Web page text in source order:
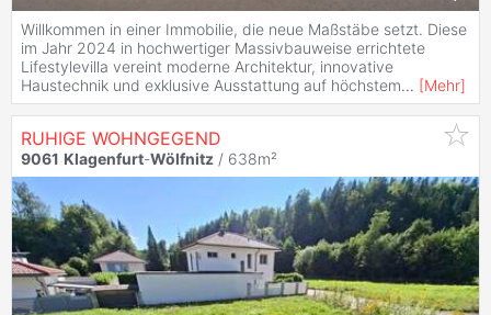
Willkommen in einer Immobilie, die neue Maßstäbe setzt. Diese
im Jahr 2024 in hochwertiger Massivbauweise errichtete
Lifestylevilla vereint moderne Architektur, innovative
Haustechnik und exklusive Ausstattung auf höchstem... [Mehr]
RUHIGE WOHNGEGEND
9061 Klagenfurt-Wölfnitz / 638m²